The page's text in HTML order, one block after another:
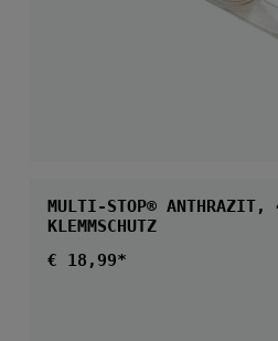
MULTI-STOP® ANTHRAZIT,
KLEMMSCHUTZ
Regulärer Preis:
€ 18,99*